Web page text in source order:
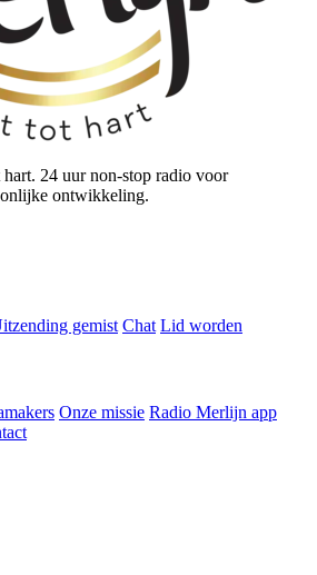
24 uur non-stop radio voor
ontwikkeling.
gemist Chat Lid worden
Onze missie Radio Merlijn app